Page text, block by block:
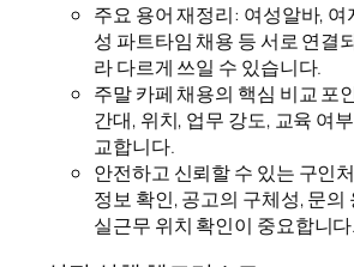
주요 용어 재정리: 여성알바, 여
성 파트타임 채용 등 서로 연결
라 다르게 쓰일 수 있습니다.
주말 카페 채용의 핵심 비교 포
간대, 위치, 업무 강도, 교육 여
교합니다.
안전하고 신뢰할 수 있는 구인
정보 확인, 공고의 구체성, 문의
실근무 위치 확인이 중요합니다.